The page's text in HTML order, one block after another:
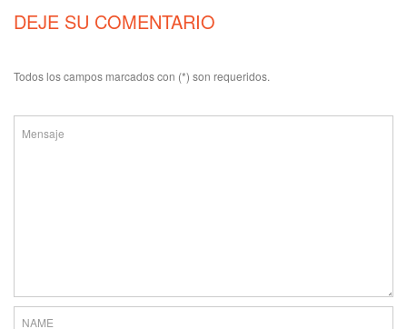
DEJE SU COMENTARIO
Todos los campos marcados con (*) son requeridos.